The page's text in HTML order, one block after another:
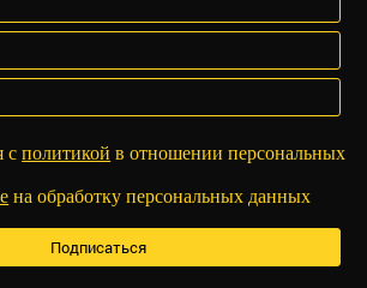
сполитикой в отношении персональных
на обработку персональных данных